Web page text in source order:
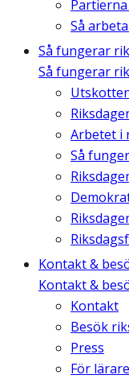
Så
Så fungerar
Så fungerar
Arbetet i
Så
Kontakt &
Kontakt &
Kontakt
Besök
Press
För lärare